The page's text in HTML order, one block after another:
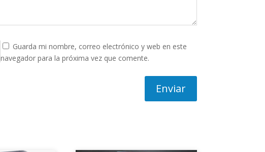
Guarda mi nombre, correo electrónico y web en este
navegador para la próxima vez que comente.
Enviar